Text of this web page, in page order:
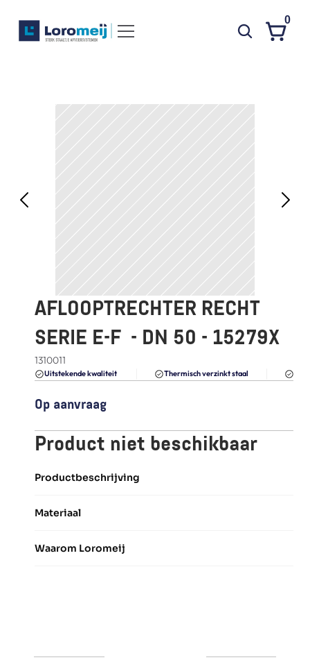
FAQ
Blogs
0
AFLOOPTRECHTER RECHT
SERIE E-F  - DN 50 - 15279X
1310011
Uitstekende kwaliteit Thermisch verzinkt staal
Op aanvraag
Product niet beschikbaar
Productbeschrijving
Materiaal
Waarom Loromeij